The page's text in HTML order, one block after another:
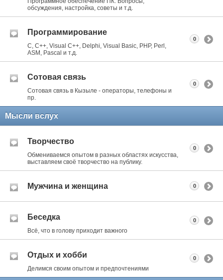
обсуждения, настройка, советы и т.д.
Программирование
C, C++, Visual C++, Delphi, Visual Basic, PHP, Perl,
ASM, Pascal и т.д.
0
Сотовая связь
Сотовая связь в Кызыле - операторы, телефоны и
пр.
0
Мысли вслух
Творчество
Обмениваемся опытом в разных областях искусства,
выставляем своё творчество на публику.
0
Мужчина и женщина 0
Беседка
Всё, что в голову приходит важного
0
Отдых и хобби
Делимся своим опытом и предпочтениями
0